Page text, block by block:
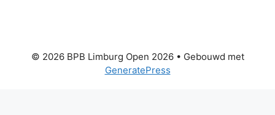
© 2026 BPB Limburg Open 2026• Gebouwd met
GeneratePress